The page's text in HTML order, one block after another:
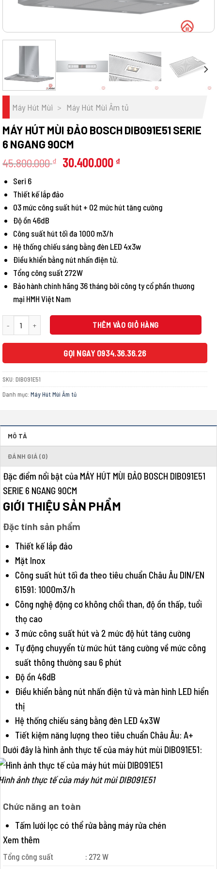
Máy Hút Mùi > Máy Hút Mùi Âm tủ
MÁY HÚT MÙI ĐẢO BOSCH DIB091E51 SERIE
6 NGANG 90CM
45.800.000₫
Giá
45.800.000 ₫.
30.400.000 ₫Giá
30.400.000 ₫.
Seri 6
Thiết kế lắp đảo
03 mức công suất hút + 02 mức hút tăng cường
Độ ồn 46dB
Công suất hút tối đa 1000 m3/h
Hệ thống chiếu sáng bằng đèn LED 4x3w
Điều khiển bằng nút nhấn điện tử.
Tổng công suất 272W
Bảo hành chính hãng 36 tháng bởi công ty cổ phần thương
mại HMH Việt Nam
MÁY HÚT MÙI ĐẢO BOSCH DIB091E51 SERIE 6 NGANG 90CM số lượng
THÊM VÀO GIỎ HÀNG
GỌI NGAY 0934.36.36.26
SKU: DIB091E51
Danh mục: Máy Hút Mùi Âm tủ
MÔ TẢ
ĐÁNH GIÁ (0)
Đặc điểm nổi bật của MÁY HÚT MÙI ĐẢO BOSCH DIB091E51
SERIE 6 NGANG 90CM
GIỚI THIỆU SẢN PHẨM
Đặc tính sản phẩm
Thiết kế lắp đảo
Mặt Inox
Công suất hút tối đa theo tiêu chuẩn Châu Âu DIN/EN
61591: 1000m3/h
Công nghệ động cơ không chổi than, độ ồn thấp, tuổi
thọ cao
3 mức công suất hút và 2 mức độ hút tăng cường
Tự động chuyyển từ mức hút tăng cường về mức công
suất thông thường sau 6 phút
Độ ồn 46dB
Điều khiển bằng nút nhấn điện tử và màn hình LED hiển
thị
Hệ thống chiếu sáng bằng đèn LED 4x3W
Tiết kiệm năng lượng theo tiêu chuẩn Châu Âu: A+
Dưới đây là hình ảnh thực tế của máy hút mùi DIB091E51:
ảnh thực tế của máy hút mùi DIB091E51
Chức năng an toàn
Tấm lưới lọc có thể rửa bằng máy rửa chén
Xem thêm
Tổng công suất : 272 W